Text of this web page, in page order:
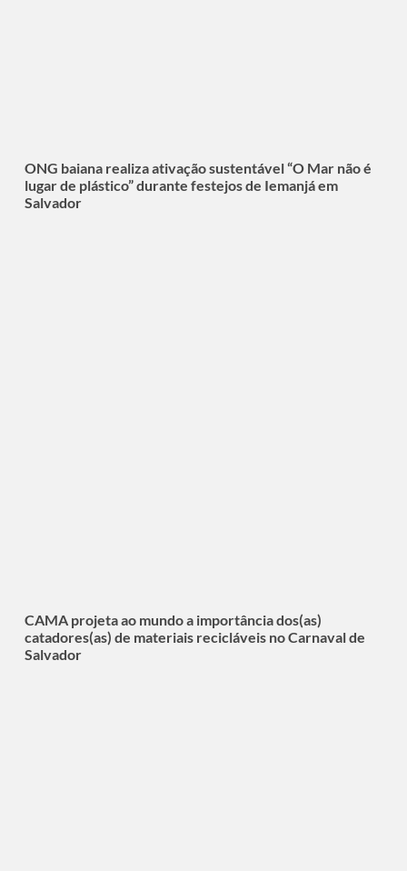
ONG baiana realiza ativação sustentável “O Mar não é
lugar de plástico” durante festejos de Iemanjá em
Salvador
CAMA projeta ao mundo a importância dos(as)
catadores(as) de materiais recicláveis no Carnaval de
Salvador